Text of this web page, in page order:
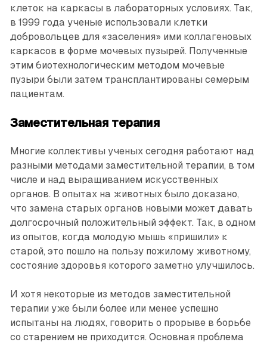
клеток на каркасы в лабораторных условиях. Так,
в 1999 года ученые использовали клетки
добровольцев для «заселения» ими коллагеновых
каркасов в форме мочевых пузырей. Полученные
этим биотехнологическим методом мочевые
пузыри были затем трансплантированы семерым
пациентам.
Заместительная терапия
Многие коллективы ученых сегодня работают над
разными методами заместительной терапии, в том
числе и над выращиванием искусственных
органов. В опытах на животных было доказано,
что замена старых органов новыми может давать
долгосрочный положительный эффект. Так, в одном
из опытов, когда молодую мышь «пришили» к
старой, это пошло на пользу пожилому животному,
состояние здоровья которого заметно улучшилось.
И хотя некоторые из методов заместительной
терапии уже были более или менее успешно
испытаны на людях, говорить о прорыве в борьбе
со старением не приходится. Основная проблема